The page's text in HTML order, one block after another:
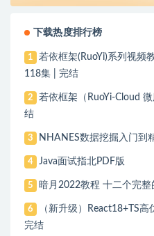
下载热度排行榜
1
若依框架(RuoYi)系列视频
118集 | 完结
2
若依框架（RuoYi-Cloud
结
3 NHANES数据挖掘入门到
4 Java面试指北PDF版
5 暗月2022教程 十二个完
6
（新升级）React18+TS
完结